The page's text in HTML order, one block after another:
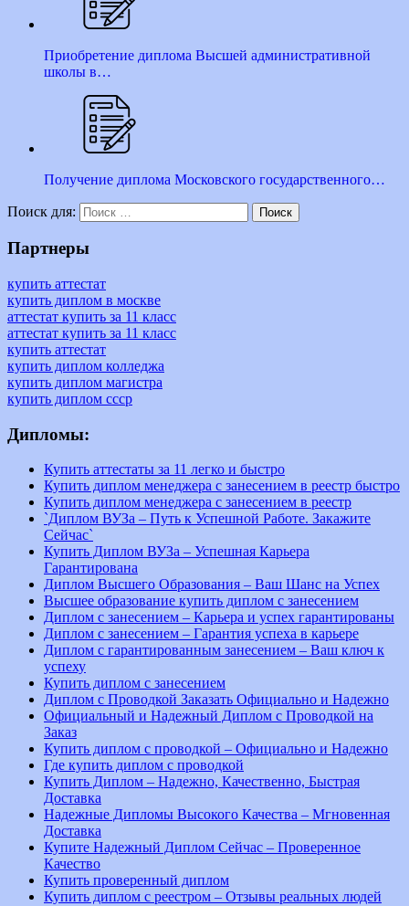
Приобретение диплома Высшей административной
школы в…
Получение диплома Московского государственного…
Поиск для: Поиск
Партнеры
купить аттестат
купить диплом в москве
аттестат купить за 11 класс
аттестат купить за 11 класс
купить аттестат
купить диплом колледжа
купить диплом магистра
купить диплом ссср
Дипломы:
Купить аттестаты за 11 легко и быстро
Купить диплом менеджера с занесением в реестр быстро
Купить диплом менеджера с занесением в реестр
`Диплом ВУЗа – Путь к Успешной Работе. Закажите
Сейчас`
Купить Диплом ВУЗа – Успешная Карьера
Гарантирована
Диплом Высшего Образования – Ваш Шанс на Успех
Высшее образование купить диплом с занесением
Диплом с занесением – Карьера и успех гарантированы
Диплом с занесением – Гарантия успеха в карьере
Диплом с гарантированным занесением – Ваш ключ к
успеху
Купить диплом с занесением
Диплом с Проводкой Заказать Официально и Надежно
Официальный и Надежный Диплом с Проводкой на
Заказ
Купить диплом с проводкой – Официально и Надежно
Где купить диплом с проводкой
Купить Диплом – Надежно, Качественно, Быстрая
Доставка
Надежные Дипломы Высокого Качества – Мгновенная
Доставка
Купите Надежный Диплом Сейчас – Проверенное
Качество
Купить проверенный диплом
Купить диплом с реестром – Отзывы реальных людей